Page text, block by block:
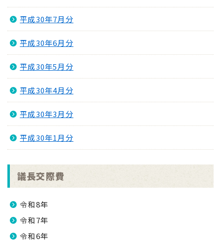
平成30年7月分
平成30年6月分
平成30年5月分
平成30年4月分
平成30年3月分
平成30年1月分
議長交際費
令和8年
令和7年
令和6年